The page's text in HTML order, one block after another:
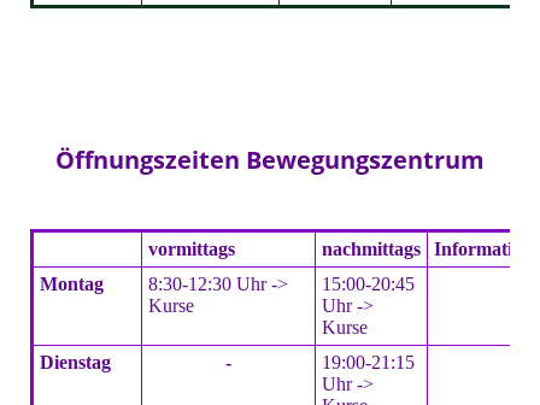
Öffnungszeiten Bewegungszentrum
vormittags nachmittags
Montag
8:30-12:30 Uhr ->
Kurse
15:00-20:45
Uhr ->
Kurse
Dienstag
-
19:00-21:15
Uhr ->